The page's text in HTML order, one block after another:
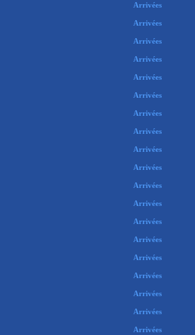
Arrivées
Arrivées
Arrivées
Arrivées
Arrivées
Arrivées
Arrivées
Arrivées
Arrivées
Arrivées
Arrivées
Arrivées
Arrivées
Arrivées
Arrivées
Arrivées
Arrivées
Arrivées
Arrivées